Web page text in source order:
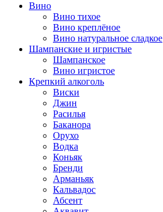
Вино
Вино тихое
Вино креплёное
Вино натуральное сладкое
Шампанские и игристые
Шампанское
Вино игристое
Крепкий алкоголь
Виски
Джин
Расилья
Баканора
Орухо
Водка
Коньяк
Бренди
Арманьяк
Кальвадос
Абсент